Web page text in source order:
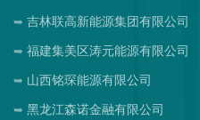
吉林联高新能源集团有限公司
福建集美区涛元能源有限公司
山西铭琛能源有限公司
黑龙江森诺金融有限公司